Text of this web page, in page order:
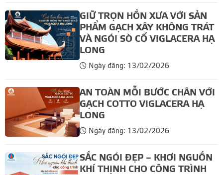
GIỮ TRỌN HỒN XƯA VỚI SẢN
PHẨM GẠCH XÂY KHÔNG TRÁT
VÀ NGÓI SÒ CỔ VIGLACERA HẠ
LONG
Ngày đăng: 13/02/2026
AN TOÀN MỖI BƯỚC CHÂN VỚI
GẠCH COTTO VIGLACERA HẠ
LONG
Ngày đăng: 13/02/2026
SẮC NGÓI ĐẸP – KHƠI NGUỒN
KHÍ THỊNH CHO CÔNG TRÌNH